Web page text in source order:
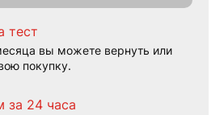
тест
вы можете вернуть или
покупку.
за 24 часа